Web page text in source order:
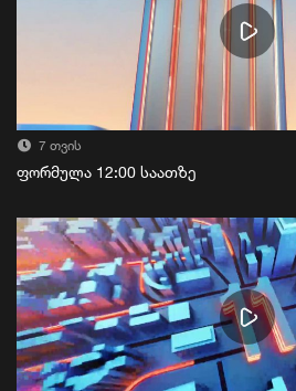
7 თვის
ფორმულა 12:00 საათზე